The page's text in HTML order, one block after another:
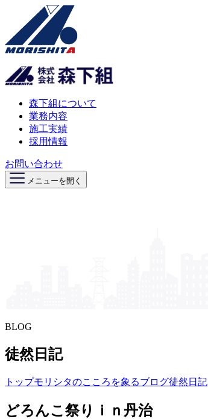
森下組について
業務内容
施工実績
採用情報
お問い合わせ
メニューを開く
BLOG
徒然日記
トップモリシタの​こころを​象る​ブログ徒然日記
どろんこ祭りｉｎ丹治